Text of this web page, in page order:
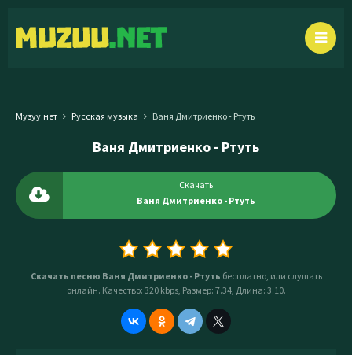
Музуу.нет Русская музыка Ваня Дмитриенко - Ртуть
Ваня Дмитриенко - Ртуть
Скачать
Ваня Дмитриенко - Ртуть
Скачать песню Ваня Дмитриенко - Ртуть бесплатно, или слушать
онлайн. Качество: 320 kbps, Размер: 7.34, Длина: 3:10.